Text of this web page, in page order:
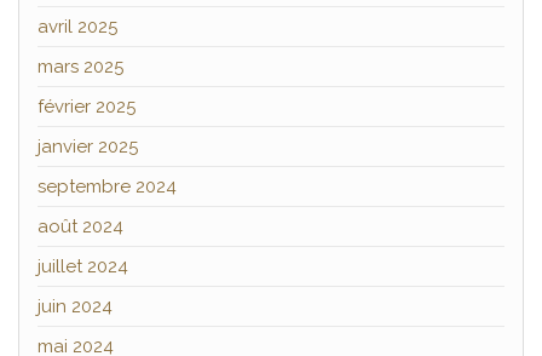
avril 2025
mars 2025
février 2025
janvier 2025
septembre 2024
août 2024
juillet 2024
juin 2024
mai 2024